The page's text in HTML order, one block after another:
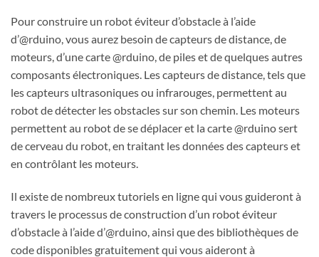
Pour construire un robot éviteur d’obstacle à l’aide
d’@rduino, vous aurez besoin de capteurs de distance, de
moteurs, d’une carte @rduino, de piles et de quelques autres
composants électroniques. Les capteurs de distance, tels que
les capteurs ultrasoniques ou infrarouges, permettent au
robot de détecter les obstacles sur son chemin. Les moteurs
permettent au robot de se déplacer et la carte @rduino sert
de cerveau du robot, en traitant les données des capteurs et
en contrôlant les moteurs.
Il existe de nombreux tutoriels en ligne qui vous guideront à
travers le processus de construction d’un robot éviteur
d’obstacle à l’aide d’@rduino, ainsi que des bibliothèques de
code disponibles gratuitement qui vous aideront à